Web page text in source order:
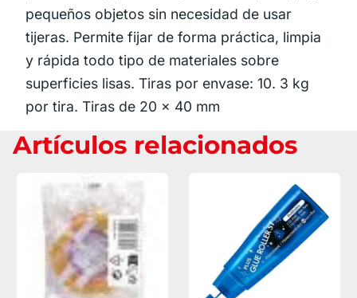
pequeños objetos sin necesidad de usar
tijeras. Permite fijar de forma práctica, limpia
y rápida todo tipo de materiales sobre
superficies lisas. Tiras por envase: 10. 3 kg
por tira. Tiras de 20 x 40 mm
Artículos relacionados